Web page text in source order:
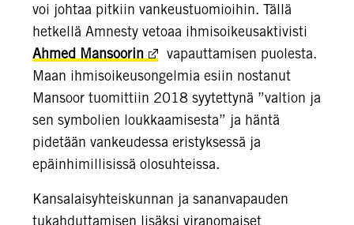
voi johtaa pitkiin vankeustuomioihin. Tällä
hetkellä Amnesty vetoaa ihmisoikeusaktivisti
Ahmed Mansoorin
vapauttamisen puolesta.
Maan ihmisoikeusongelmia esiin nostanut
Mansoor tuomittiin 2018 syytettynä ”valtion ja
sen symbolien loukkaamisesta” ja häntä
pidetään vankeudessa eristyksessä ja
epäinhimillisissä olosuhteissa.
Kansalaisyhteiskunnan ja sananvapauden
tukahduttamisen lisäksi viranomaiset